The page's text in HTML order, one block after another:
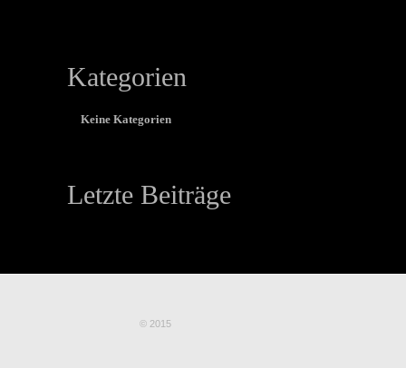
Kategorien
Keine Kategorien
Letzte Beiträge
© 2015